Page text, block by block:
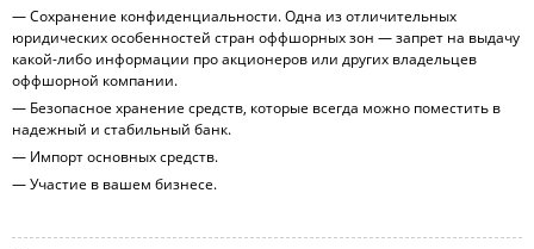
— Сохранение конфиденциальности. Одна из отличительных
юридических особенностей стран оффшорных зон — запрет на выдачу
какой-либо информации про акционеров или других владельцев
оффшорной компании.
— Безопасное хранение средств, которые всегда можно поместить в
надежный и стабильный банк.
— Импорт основных средств.
— Участие в вашем бизнесе.